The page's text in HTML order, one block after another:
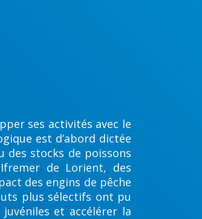
ses activités avec le
est d’abord dictée
des stocks de poissons
de Lorient, des
des engins de pêche
plus sélectifs ont pu
juvéniles et accélérer la